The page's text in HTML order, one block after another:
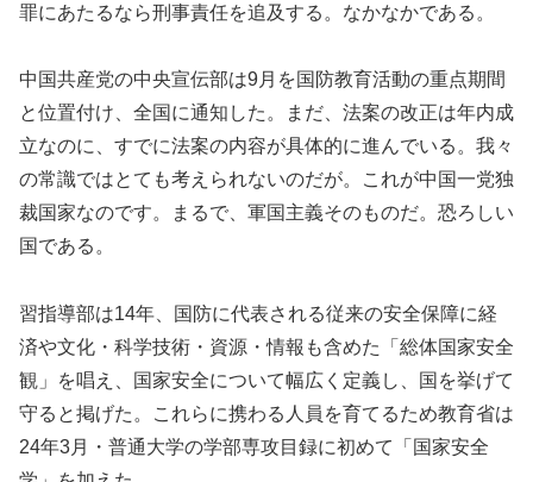
罪にあたるなら刑事責任を追及する。なかなかである。
中国共産党の中央宣伝部は9月を国防教育活動の重点期間
と位置付け、全国に通知した。まだ、法案の改正は年内成
立なのに、すでに法案の内容が具体的に進んでいる。我々
の常識ではとても考えられないのだが。これが中国一党独
裁国家なのです。まるで、軍国主義そのものだ。恐ろしい
国である。
習指導部は14年、国防に代表される従来の安全保障に経
済や文化・科学技術・資源・情報も含めた「総体国家安全
観」を唱え、国家安全について幅広く定義し、国を挙げて
守ると掲げた。これらに携わる人員を育てるため教育省は
24年3月・普通大学の学部専攻目録に初めて「国家安全